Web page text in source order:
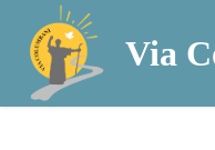
Via